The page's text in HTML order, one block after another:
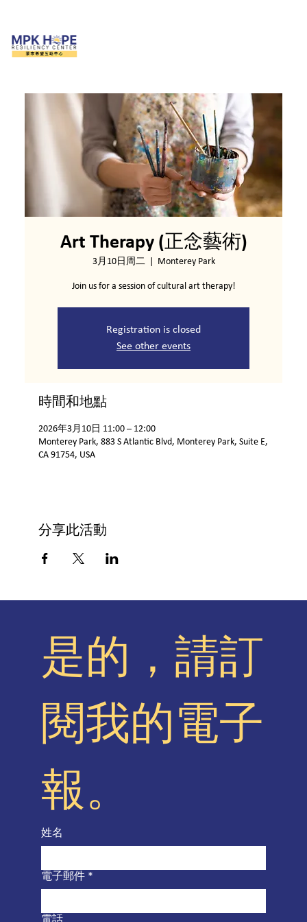
Art Therapy (正念藝術)
3月10日周二
  |
Monterey Park
Join us for a session of cultural art therapy!
Registration is closed
See other events
時間和地點
2026年3月10日 11:00 – 12:00
Monterey Park, 883 S Atlantic Blvd, Monterey Park, Suite E,
CA 91754, USA
分享此活動
是的，請訂
閱我的電子
報。
姓名
電子郵件 *